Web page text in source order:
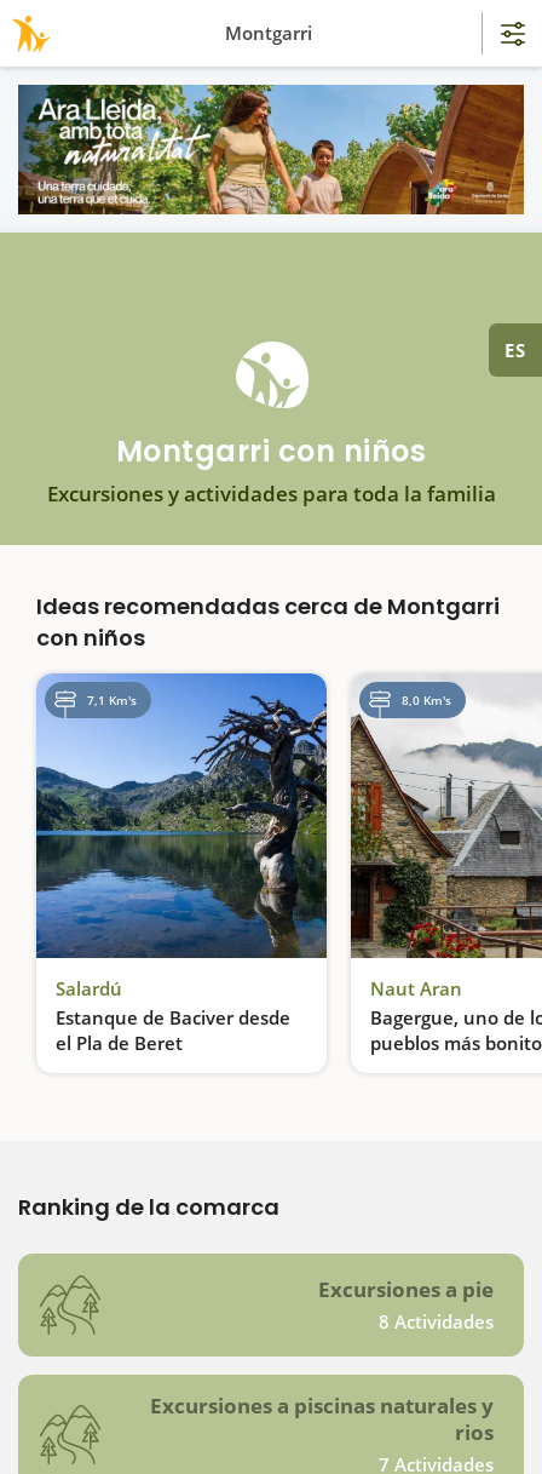
ES
Montgarri con niños
Excursiones y actividades para toda la familia
Ideas recomendadas cerca de Montgarri
con niños
7,1 Km's
Salardú
Estanque de Baciver desde
el Pla de Beret
Excursión por el curso de agua más importante de Aran
8,0 Km's
Naut Aran
Bagergue, uno de
pueblos más
Catalunya
Ranking de la comarca
Excursiones a pie
8 Actividades
Excursiones a piscinas naturales y
rios
7 Actividades
Montgarri